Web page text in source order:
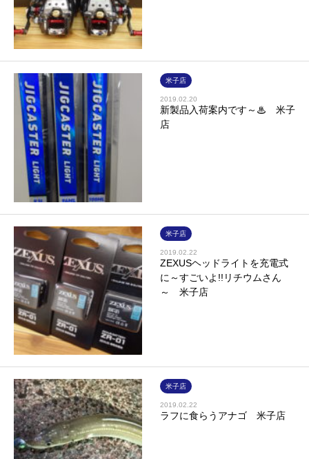
米子店
2019.02.20
新製品入荷案内です～♨ 米子
店
米子店
2019.02.22
ZEXUSヘッドライトを充電式
に～すごいよ!!リチウムさん
～ 米子店
米子店
2019.02.22
ラフに食らうアナゴ 米子店